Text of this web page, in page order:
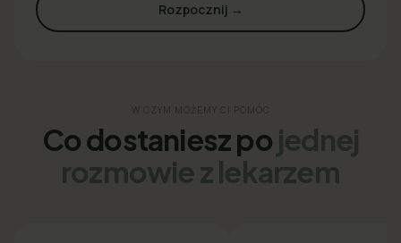
Rozpocznij →
W CZYM MOŻEMY CI POMÓC
Co dostaniesz po jednej
rozmowie z lekarzem